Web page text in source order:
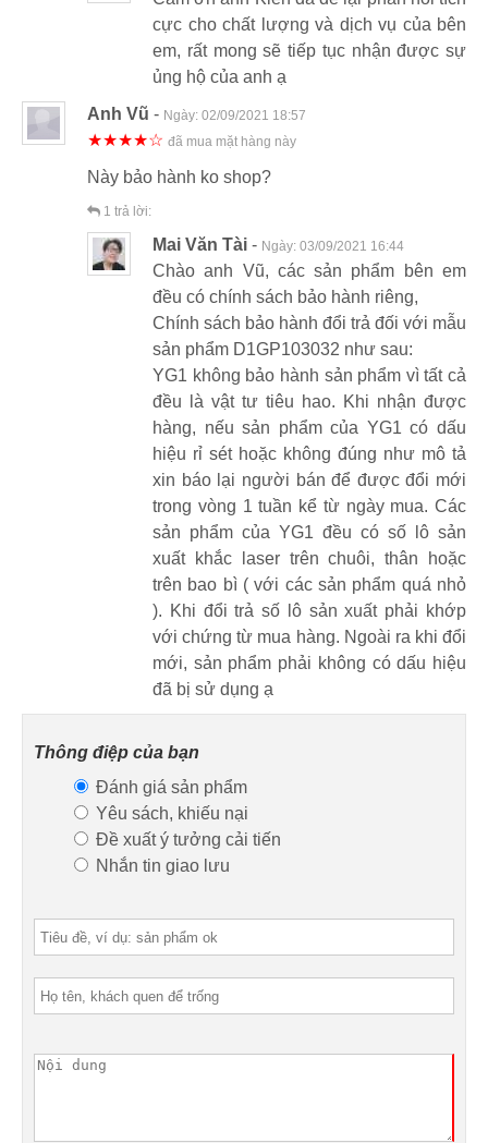
cực cho chất lượng và dịch vụ của bên
em, rất mong sẽ tiếp tục nhận được sự
ủng hộ của anh ạ
Anh Vũ - Ngày: 02/09/2021 18:57
★★★★☆ đã mua mặt hàng này
Này bảo hành ko shop?
1 trả lời:
Mai Văn Tài - Ngày: 03/09/2021 16:44
Chào anh Vũ, các sản phẩm bên em
đều có chính sách bảo hành riêng,
Chính sách bảo hành đổi trả đối với mẫu
sản phẩm D1GP103032 như sau:
YG1 không bảo hành sản phẩm vì tất cả
đều là vật tư tiêu hao. Khi nhận được
hàng, nếu sản phẩm của YG1 có dấu
hiệu rỉ sét hoặc không đúng như mô tả
xin báo lại người bán để được đổi mới
trong vòng 1 tuần kể từ ngày mua. Các
sản phẩm của YG1 đều có số lô sản
xuất khắc laser trên chuôi, thân hoặc
trên bao bì ( với các sản phẩm quá nhỏ
). Khi đổi trả số lô sản xuất phải khớp
với chứng từ mua hàng. Ngoài ra khi đổi
mới, sản phẩm phải không có dấu hiệu
đã bị sử dụng ạ
Thông điệp của bạn
Đánh giá sản phẩm
Yêu sách, khiếu nại
Đề xuất ý tưởng cải tiến
Nhắn tin giao lưu